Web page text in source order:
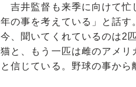
吉井監督も来季に向けて忙
年の事を考えている」と話す
今、聞いてくれているのは2
猫と、もう一匹は雌のアメ
と信じている。野球の事から